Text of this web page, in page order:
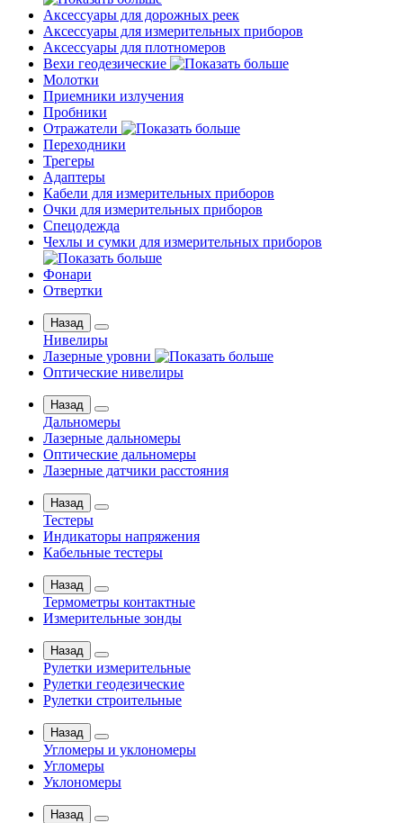
Аксессуары для дорожных реек
Аксессуары для измерительных приборов
Аксессуары для плотномеров
Вехи геодезические
Молотки
Приемники излучения
Пробники
Отражатели
Переходники
Трегеры
Адаптеры
Кабели для измерительных приборов
Очки для измерительных приборов
Спецодежда
Чехлы и сумки для измерительных приборов
Фонари
Отвертки
Назад
Нивелиры
Лазерные уровни
Оптические нивелиры
Назад
Дальномеры
Лазерные дальномеры
Оптические дальномеры
Лазерные датчики расстояния
Назад
Тестеры
Индикаторы напряжения
Кабельные тестеры
Назад
Термометры контактные
Измерительные зонды
Назад
Рулетки измерительные
Рулетки геодезические
Рулетки строительные
Назад
Угломеры и уклономеры
Угломеры
Уклономеры
Назад